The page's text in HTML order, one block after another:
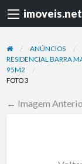
imoveis.net
ANÚNCIOS
RESIDENCIAL BARRA
95M2
FOTO 3
← Imagem